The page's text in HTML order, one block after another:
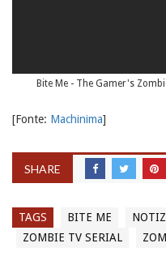
Bite Me - The Gamer's
[Fonte: Machinima]
SHARE
TAGS BITE ME
ZOMBIE TV SERIAL